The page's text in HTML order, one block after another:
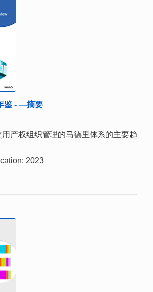
鉴 - —摘要
产权组织管理的马德里体系的主要趋
2023